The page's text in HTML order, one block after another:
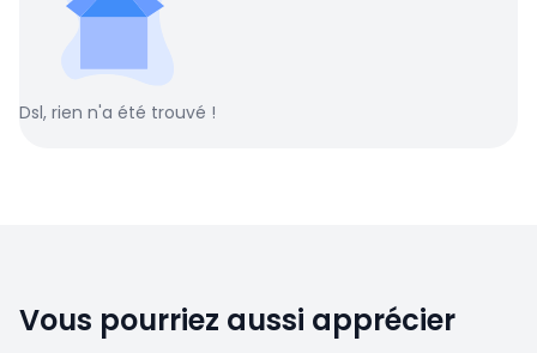
Dsl, rien n'a été trouvé !
Vous pourriez aussi apprécier